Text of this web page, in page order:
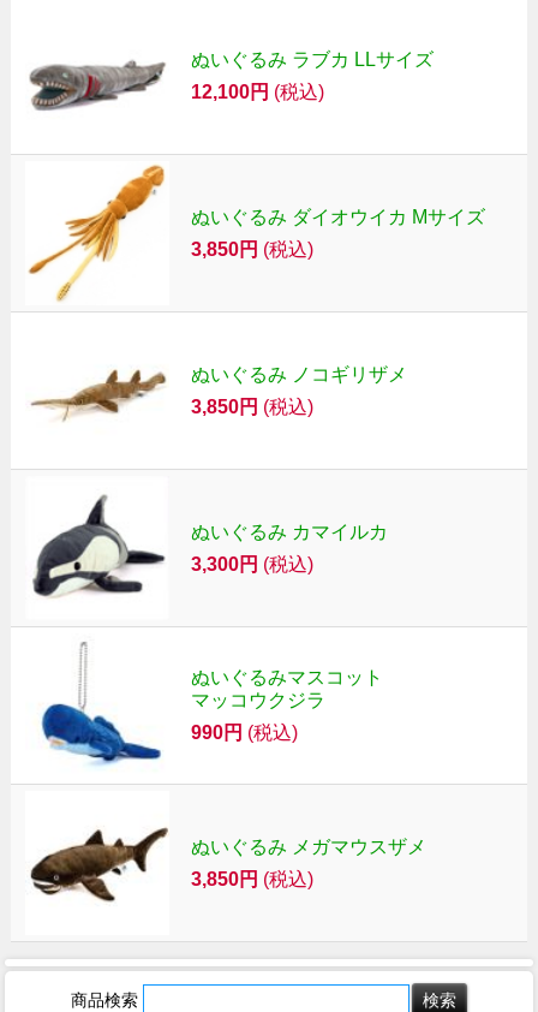
ぬいぐるみ ラブカ LLサイズ
12,100円 (税込)
ぬいぐるみ ダイオウイカ Mサイズ
3,850円 (税込)
ぬいぐるみ ノコギリザメ
3,850円 (税込)
ぬいぐるみ カマイルカ
3,300円 (税込)
ぬいぐるみマスコット
マッコウクジラ
990円 (税込)
ぬいぐるみ メガマウスザメ
3,850円 (税込)
商品検索